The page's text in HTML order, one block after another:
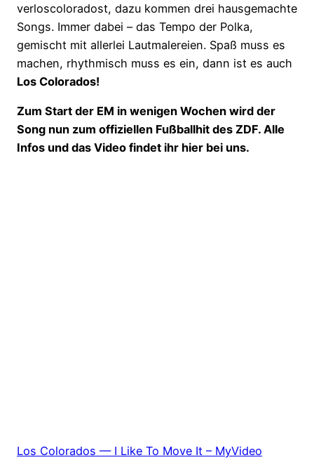
verloscoloradost, dazu kommen drei hausgemachte
Songs. Immer dabei – das Tempo der Polka,
gemischt mit allerlei Lautmalereien. Spaß muss es
machen, rhythmisch muss es ein, dann ist es auch
Los Colorados!
Zum Start der EM in wenigen Wochen wird der
Song nun zum offiziellen Fußballhit des ZDF. Alle
Infos und das Video findet ihr hier bei uns.
Los Colorados — I Like To Move It – MyVideo